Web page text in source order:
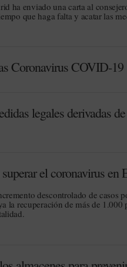
ha enviado una carta al
que haga falta y acatar las
Coronavirus COVID-19
legales derivadas
el coronavirus en
descontrolado de casos
la recuperación de más de 1.000